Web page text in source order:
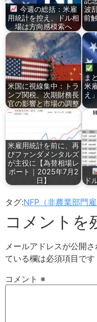
今週の総括：米雇
用統計を控え、ドル相
場は方向感模索へ
波
前
米国に視線集中：トラ
ンプ関税、次期財務長
官の影響と市場の調整
ま
米
え
米雇用統計を前に、再
びファンダメンタルズ
が主役に【為替相場レ
ポート｜2025年7月2
日】
ド
タグ:NFP（非農業部門雇
コメントを
メールアドレスが公開さ
ている欄は必須項目です
コメント ※